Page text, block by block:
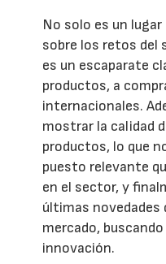
No solo es un
sobre los retos del
es un escaparate
productos, a
internacionales.
mostrar la calidad
productos, lo que
puesto relevante
en el sector, y
últimas novedades
mercado,
innovación.